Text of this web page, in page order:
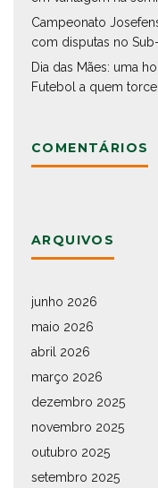
Campeonato
com disputas no
Dia das Mães: uma
Futebol a quem
COMENTÁRIOS
ARQUIVOS
junho 2026
maio 2026
abril 2026
março 2026
dezembro 2025
novembro 2025
outubro 2025
setembro 2025